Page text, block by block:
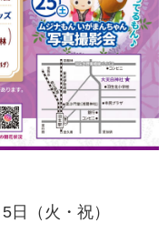
日（火・祝）